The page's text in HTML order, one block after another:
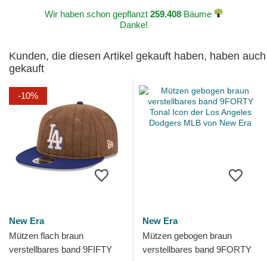
Wir haben schon gepflanzt 259.408Bäume
Danke!
Kunden, die diesen Artikel gekauft haben, haben auch
gekauft
-10%
New Era
Mützen flach braun
verstellbares band 9FIFTY
New Era
Mützen gebogen braun
verstellbares band 9FORTY